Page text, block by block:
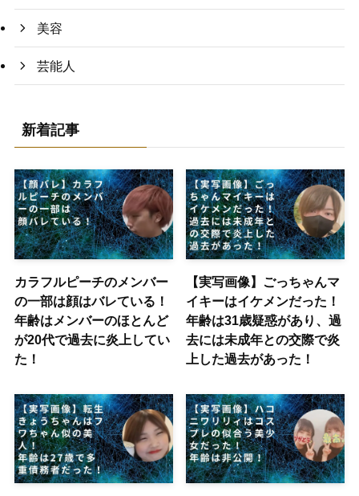
美容
芸能人
新着記事
カラフルピーチのメンバー
の一部は顔はバレている！
年齢はメンバーのほとんど
が20代で過去に炎上してい
た！
【実写画像】ごっちゃんマ
イキーはイケメンだった！
年齢は31歳疑惑があり、過
去には未成年との交際で炎
上した過去があった！